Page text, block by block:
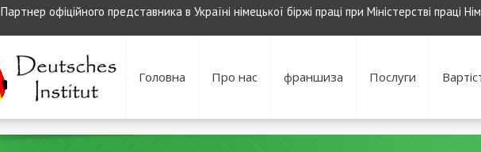
Партнер офіційного представника в Україні німецької біржі праці при Міністерстві праці
Головна Про нас франшиза Послуги